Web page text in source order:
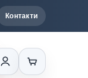
Контакти